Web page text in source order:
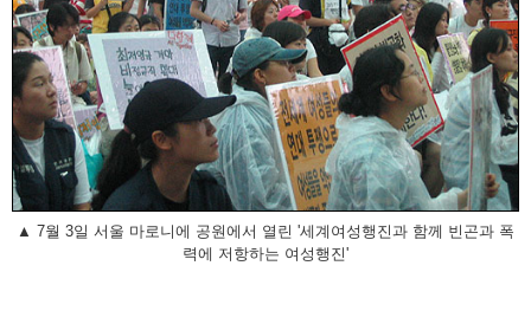
▲ 7월 3일 서울 마로니에 공원에서 열린 '세계여성행진과 함께 빈곤과 폭
력에 저항하는 여성행진'